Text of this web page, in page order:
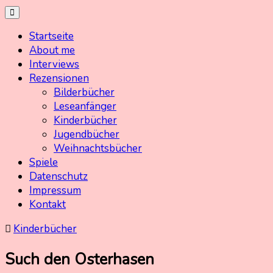
Skip
content
Kinderbuchschatz.de
Kinderbücher mit Herz
Startseite
About me
Interviews
Rezensionen
Bilderbücher
Leseanfänger
Kinderbücher
Jugendbücher
Weihnachtsbücher
Spiele
Datenschutz
Impressum
Kontakt
Kinderbücher
Such den Osterhasen